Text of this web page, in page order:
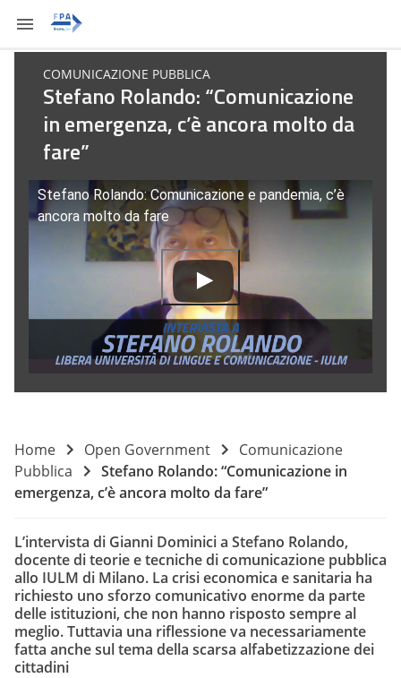
COMUNICAZIONE PUBBLICA
Stefano Rolando: “Comunicazione
in emergenza, c’è ancora molto da
fare”
Stefano Rolando: Comunicazione e pandemia, c’è
ancora molto da fare
Home Open Government
Comunicazione
Pubblica
Stefano Rolando: “Comunicazione in
emergenza, c’è ancora molto da fare”
L’intervista di Gianni Dominici a Stefano Rolando,
docente di teorie e tecniche di comunicazione pubblica
allo IULM di Milano. La crisi economica e sanitaria ha
richiesto uno sforzo comunicativo enorme da parte
delle istituzioni, che non hanno risposto sempre al
meglio. Tuttavia una riflessione va necessariamente
fatta anche sul tema della scarsa alfabetizzazione dei
cittadini